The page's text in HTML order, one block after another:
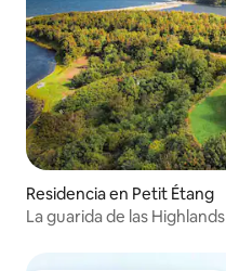
Residencia en Petit Étang
La guarida de las Highlands